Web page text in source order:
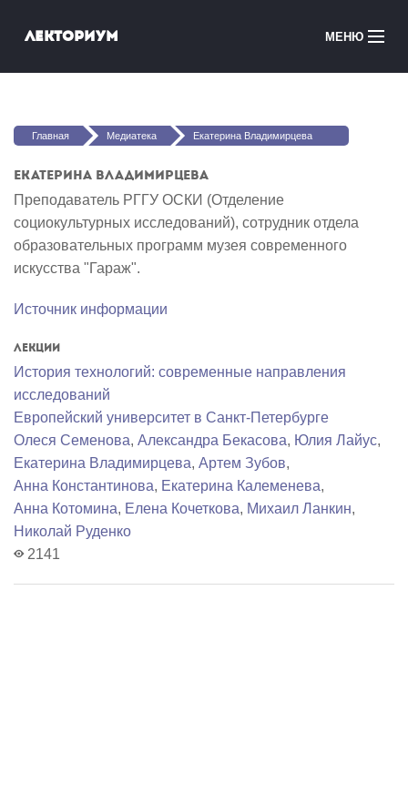
Лекториум МЕНЮ
Медиатека
Вы здесь
Главная Медиатека Екатерина Владимирцева
Екатерина Владимирцева
Преподаватель РГГУ ОСКИ (Отделение
социокультурных исследований), сотрудник отдела
образовательных программ музея современного
искусства "Гараж".
Источник информации
Лекции
История технологий: современные направления
исследований
Европейский университет в Санкт-Петербурге
Олеся Семенова, Александра Бекасова, Юлия Лайус,
Екатерина Владимирцева, Артем Зубов,
Анна Константинова, Екатерина Калеменева,
Анна Котомина, Елена Кочеткова, Михаил Ланкин,
Николай Руденко
2141